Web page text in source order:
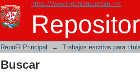
https://www.ingenieria.unam.mx
Buscar
RepoFI Principal → Trabajos escritos para
Buscar